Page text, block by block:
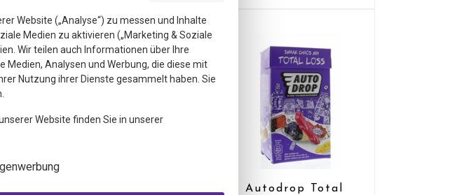
Autodrop Total
Website („Analyse“) zu messen und Inhalte
Medien zu aktivieren („Marketing & Soziale
Wir teilen auch Informationen über Ihre
Analysen und Werbung, die diese mit
Nutzung ihrer Dienste gesammelt haben. Sie
Website finden Sie in unserer